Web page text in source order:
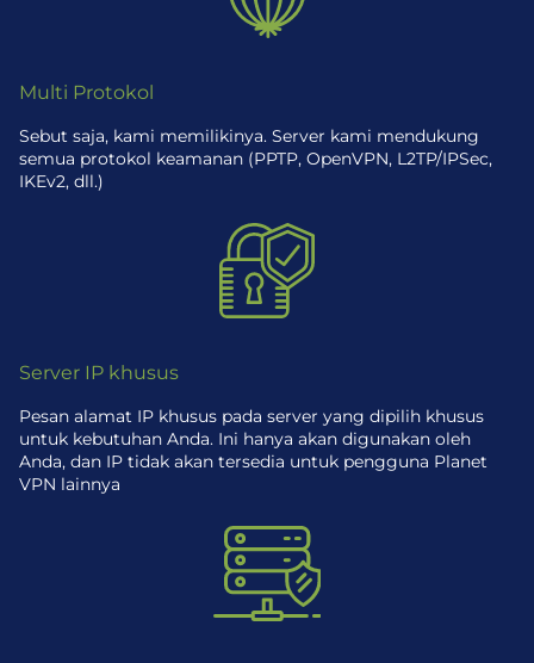
Multi Protokol
Sebut saja, kami memilikinya. Server kami mendukung
semua protokol keamanan (PPTP, OpenVPN, L2TP/IPSec,
IKEv2, dll.)
Server IP khusus
Pesan alamat IP khusus pada server yang dipilih khusus
untuk kebutuhan Anda. Ini hanya akan digunakan oleh
Anda, dan IP tidak akan tersedia untuk pengguna Planet
VPN lainnya